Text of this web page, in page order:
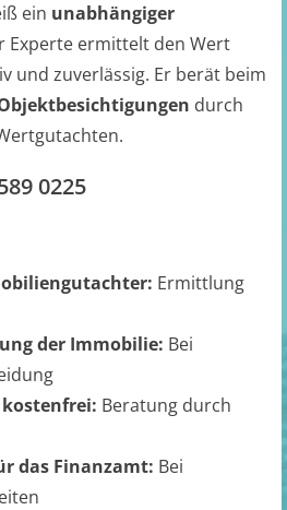
ein unabhängiger
Experte ermittelt den Wert
und zuverlässig. Er berät beim
durch
0225
Ermittlung
der Immobilie: Bei
Beratung durch
das Finanzamt: Bei